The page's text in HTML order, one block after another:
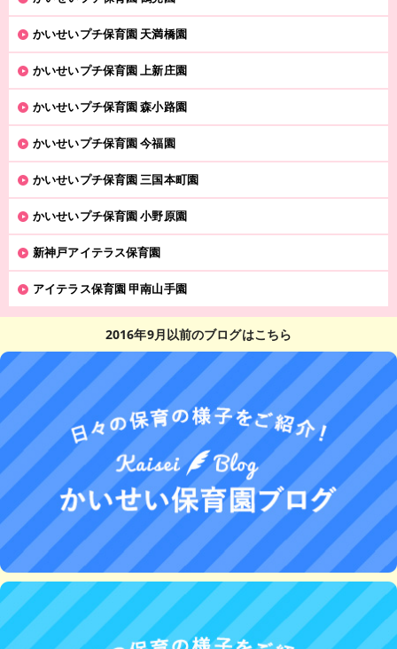
かいせいプチ保育園 天満橋園
かいせいプチ保育園 上新庄園
かいせいプチ保育園 森小路園
かいせいプチ保育園 今福園
かいせいプチ保育園 三国本町園
かいせいプチ保育園 小野原園
新神戸アイテラス保育園
アイテラス保育園 甲南山手園
2016年9月以前のブログはこちら